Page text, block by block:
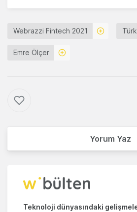
Webrazzi Fintech 2021
Emre Ölçer
Yorum Yaz
Teknoloji dünyasındaki